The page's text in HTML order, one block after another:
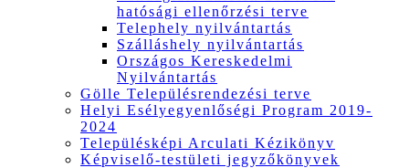
hatósági ellenőrzési terve
Telephely nyilvántartás
Szálláshely nyilvántartás
Országos Kereskedelmi
Nyilvántartás
Gölle Településrendezési terve
Helyi Esélyegyenlőségi Program 2019-
2024
Településképi Arculati Kézikönyv
Képviselő-testületi jegyzőkönyvek